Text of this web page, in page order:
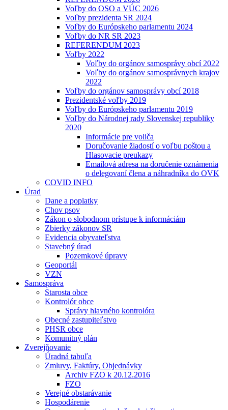
Voľby do OSO a VÚC 2026
Voľby prezidenta SR 2024
Voľby do Európskeho parlamentu 2024
Voľby do NR SR 2023
REFERENDUM 2023
Voľby 2022
Voľby do orgánov samosprávy obcí 2022
Voľby do orgánov samosprávnych krajov
2022
Voľby do orgánov samosprávy obcí 2018
Prezidentské voľby 2019
Voľby do Európskeho parlamentu 2019
Voľby do Národnej rady Slovenskej republiky
2020
Informácie pre voliča
Doručovanie žiadostí o voľbu poštou a
Hlasovacie preukazy
Emailová adresa na doručenie oznámenia
o delegovaní člena a náhradníka do OVK
COVID INFO
Úrad
Dane a poplatky
Chov psov
Zákon o slobodnom prístupe k informáciám
Zbierky zákonov SR
Evidencia obyvateľstva
Stavebný úrad
Pozemkové úpravy
Geoportál
VZN
Samospráva
Starosta obce
Kontrolór obce
Správy hlavného kontrolóra
Obecné zastupiteľstvo
PHSR obce
Komunitný plán
Zverejňovanie
Úradná tabuľa
Zmluvy, Faktúry, Objednávky
Archiv FZO k 20.12.2016
FZO
Verejné obstarávanie
Hospodárenie